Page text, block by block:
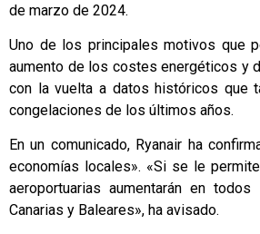
de marzo de 2024.
Uno de los principales motivos que
aumento de los costes energéticos y
con la vuelta a datos históricos que
congelaciones de los últimos años.
En un comunicado, Ryanair ha
economías locales». «Si se le
aeroportuarias aumentarán en
Canarias y Baleares», ha avisado.